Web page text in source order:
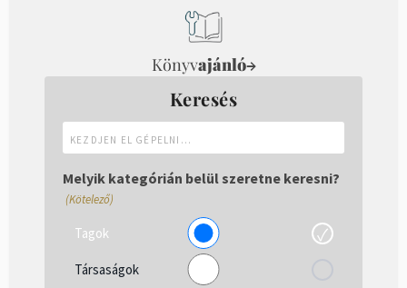
Könyvajánló→
Keresés
el
gépelni...
Melyik kategórián belül szeretne keresni?
(Kötelező)
Tagok
Társaságok